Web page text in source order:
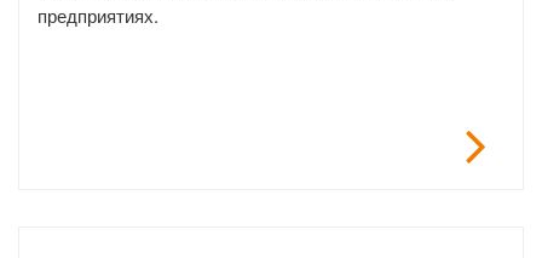
предприятиях.